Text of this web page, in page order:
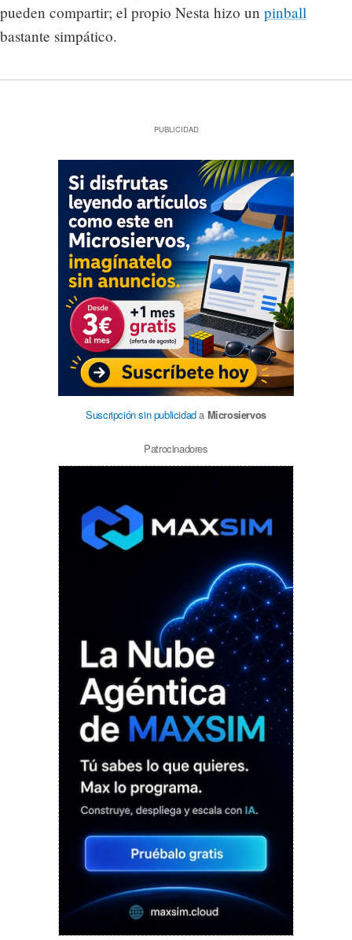
pueden compartir; el propio Nesta hizo un pinball
bastante simpático.
PUBLICIDAD
Suscripción sin publicidada Microsiervos
Patrocinadores